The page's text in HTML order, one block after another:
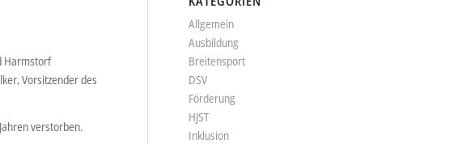
Harmstorf
Vorsitzender des
verstorben.
Allgemein
Ausbildung
Breitensport
DSV
Förderung
HJST
Inklusion